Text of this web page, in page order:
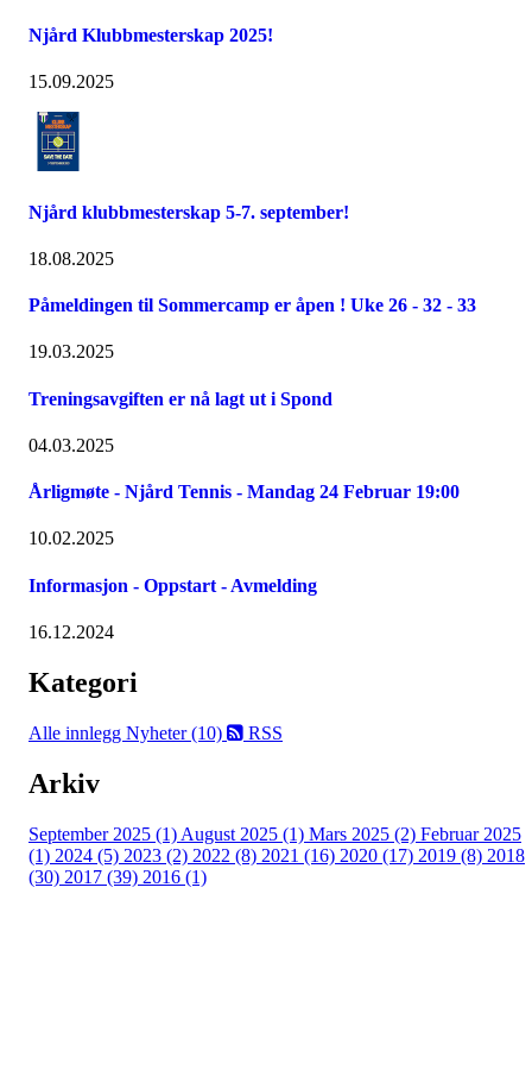
Njård Klubbmesterskap 2025!
15.09.2025
Njård klubbmesterskap 5-7. september!
18.08.2025
Påmeldingen til Sommercamp er åpen ! Uke 26 - 32 - 33
19.03.2025
Treningsavgiften er nå lagt ut i Spond
04.03.2025
Årligmøte - Njård Tennis - Mandag 24 Februar 19:00
10.02.2025
Informasjon - Oppstart - Avmelding
16.12.2024
Kategori
Alle innlegg Nyheter (10) RSS
Arkiv
September 2025 (1) August 2025 (1) Mars 2025 (2) Februar 2025
(1) 2024 (5) 2023 (2) 2022 (8) 2021 (16) 2020 (17) 2019 (8) 2018
(30) 2017 (39) 2016 (1)